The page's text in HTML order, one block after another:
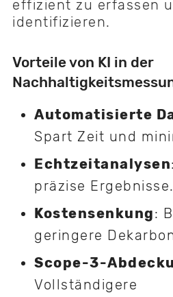
effizient zu erfassen
identifizieren.
Vorteile von KI in der
Automatisierte
Spart Zeit und
Echtzeitanalysen
präzise Ergebnisse.
Kostensenkung:
geringere
Scope-3-
Vollständigere